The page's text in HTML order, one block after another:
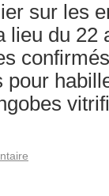
sur les
lieu du 22
pour